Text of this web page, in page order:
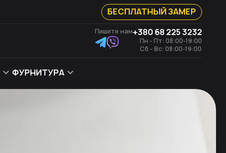
БЕСПЛАТНЫЙ ЗАМЕР
Пишите нам+380 68 225 3232
Пн - Пт: 08:00-19:00
Сб - Вс: 08:00-19:00
ФУРНИТУРА